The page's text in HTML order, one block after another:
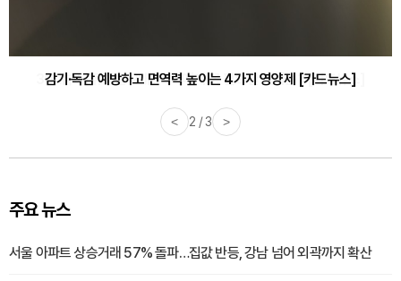
감기·독감 예방하고 면역력 높이는 4가지 영양제 [카드뉴스]
< 3 / 3 >
주요 뉴스
서울 아파트 상승거래 57% 돌파…집값 반등, 강남 넘어 외곽까지 확산